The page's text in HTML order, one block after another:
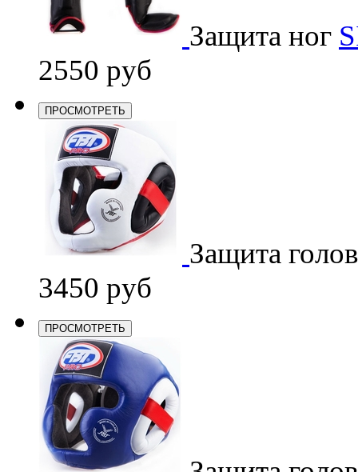
Защита ног
2550 руб
ПРОСМОТРЕТЬ
Защита
3450 руб
ПРОСМОТРЕТЬ